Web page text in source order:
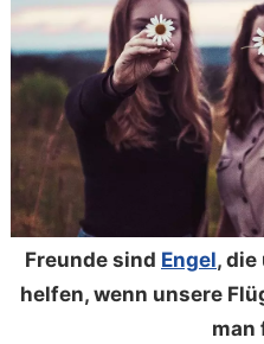
Freunde sind Engel, die
helfen, wenn unsere
man